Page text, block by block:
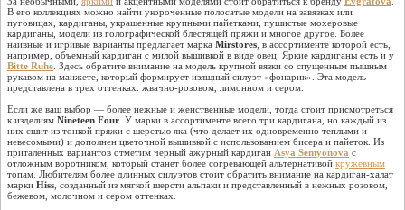
В его коллекциях можно найти укороченные полосатые модели на завязках или
пуговицах, кардиганы, украшенные крупными пайетками, пушистые мохеровые
кардиганы, модели из голографической блестящей пряжи и многое другое. Более
наивные и игривые варианты предлагает марка Mirstores, в ассортименте которой есть,
например, объемный кардиган с милой вышивкой в виде овец. Яркие кардиганы есть и у
Bitte Ruhe. Здесь обратите внимание на модель крупной вязки со спущенным пышным
рукавом на манжете, который формирует изящный силуэт «фонарик». Эта модель
представлена в трех оттенках: жвачно-розовом, лимонном и сером.
Если же ваш выбор — более нежные и женственные модели, тогда стоит присмотреться
к изделиям Nineteen Four . У марки в ассортименте всего три кардигана, но каждый из
них сшит из тонкой пряжи с шерстью яка (что делает их одновременно теплыми и
невесомыми) и дополнен цветочной вышивкой с использованием бисера и пайеток. Из
приталенных вариантов отметим черный ажурный кардиган Asya Semyonova с
отложным воротником, который станет более согревающей альтернативой кружевным
топам. Любителям более длинных силуэтов стоит обратить внимание на кардиган-халат
марки Hiss , созданный из мягкой шерсти альпаки и представленный в нежных розовом,
бежевом, молочном и сером оттенках.